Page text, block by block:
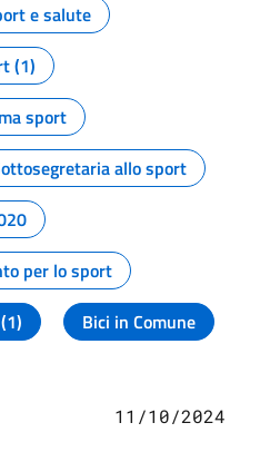
e salute
(1)
sport
allo sport
per lo sport
Bici in Comune
11/10/2024